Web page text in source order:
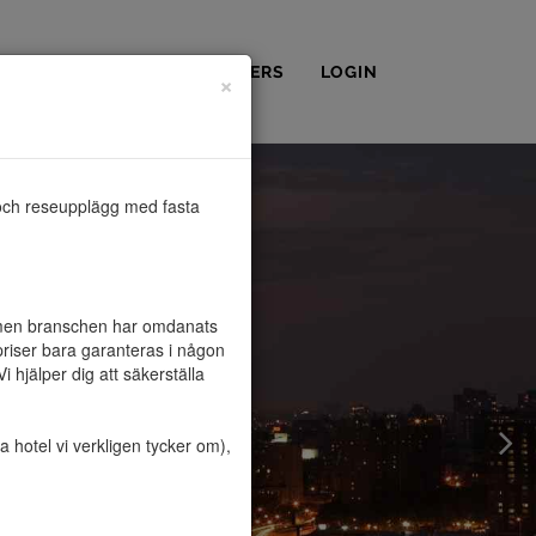
PARTNERS LOGIN
×
reseupplägg med fasta
branschen har omdanats
bara garanteras i någon
hjälper dig att säkerställa
hotel vi verkligen tycker om),